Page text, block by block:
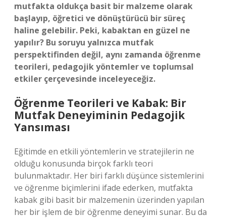
mutfakta oldukça basit bir malzeme olarak
başlayıp, öğretici ve dönüştürücü bir süreç
haline gelebilir. Peki, kabaktan en güzel ne
yapılır? Bu soruyu yalnızca mutfak
perspektifinden değil, aynı zamanda öğrenme
teorileri, pedagojik yöntemler ve toplumsal
etkiler çerçevesinde inceleyeceğiz.
Öğrenme Teorileri ve Kabak: Bir
Mutfak Deneyiminin Pedagojik
Yansıması
Eğitimde en etkili yöntemlerin ve stratejilerin ne
olduğu konusunda birçok farklı teori
bulunmaktadır. Her biri farklı düşünce sistemlerini
ve öğrenme biçimlerini ifade ederken, mutfakta
kabak gibi basit bir malzemenin üzerinden yapılan
her bir işlem de bir öğrenme deneyimi sunar. Bu da